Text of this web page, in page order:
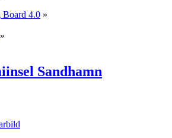
4.0 »
»
Sandhamn